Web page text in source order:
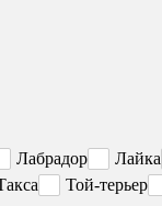
Лабрадор Лайка
Той-терьер